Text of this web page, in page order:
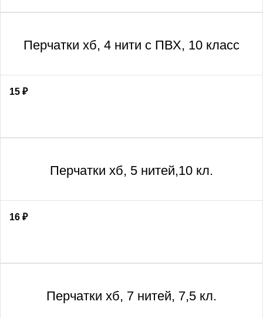
Перчатки хб, 4 нити с ПВХ, 10 класс
15 ₽
Перчатки хб, 5 нитей,10 кл.
16 ₽
Перчатки хб, 7 нитей, 7,5 кл.